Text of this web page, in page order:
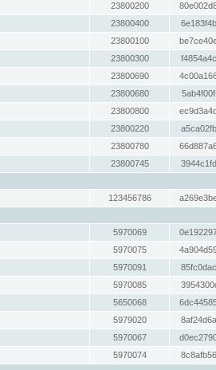
23800200
23800400
23800100
23800300
23800690
23800680
23800800
23800220
23800780
23800745
123456786
5970069
5970075
5970091
5970085
5650068
5979020
5970067
5970074